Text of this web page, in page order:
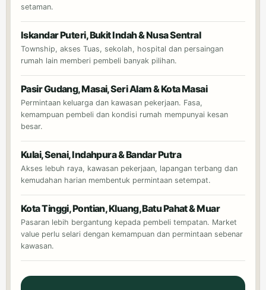
setaman.
Iskandar Puteri, Bukit Indah & Nusa Sentral
Township, akses Tuas, sekolah, hospital dan persaingan
rumah lain memberi pembeli banyak pilihan.
Pasir Gudang, Masai, Seri Alam & Kota Masai
Permintaan keluarga dan kawasan pekerjaan. Fasa,
kemampuan pembeli dan kondisi rumah mempunyai kesan
besar.
Kulai, Senai, Indahpura & Bandar Putra
Akses lebuh raya, kawasan pekerjaan, lapangan terbang dan
kemudahan harian membentuk permintaan setempat.
Kota Tinggi, Pontian, Kluang, Batu Pahat & Muar
Pasaran lebih bergantung kepada pembeli tempatan. Market
value perlu selari dengan kemampuan dan permintaan sebenar
kawasan.